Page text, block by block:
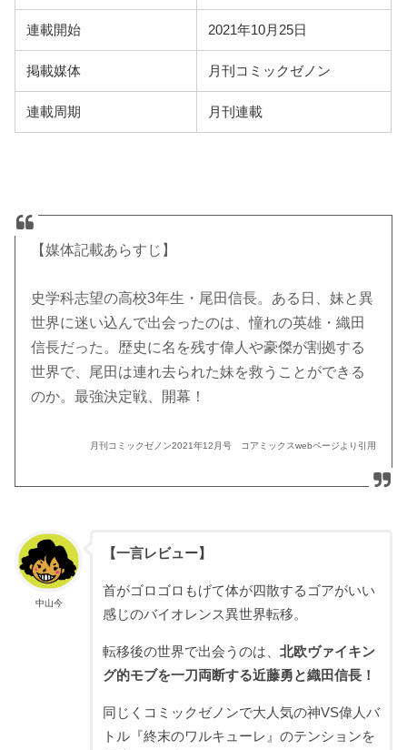
連載開始 2021年10月25日
掲載媒体 月刊コミックゼノン
連載周期 月刊連載
【媒体記載あらすじ】
史学科志望の高校3年生・尾田信長。ある日、妹と異
世界に迷い込んで出会ったのは、憧れの英雄・織田
信長だった。歴史に名を残す偉人や豪傑が割拠する
世界で、尾田は連れ去られた妹を救うことができる
のか。最強決定戦、開幕！
月刊コミックゼノン2021年12月号 コアミックスwebページより引用
中山今
【一言レビュー】
首がゴロゴロもげて体が四散するゴアがいい
感じのバイオレンス異世界転移。
転移後の世界で出会うのは、 北欧ヴァイキン
グ的モブを一刀両断する近藤勇と織田信長！
同じくコミックゼノンで大人気の神VS偉人バ
トル『終末のワルキューレ』のテンションを